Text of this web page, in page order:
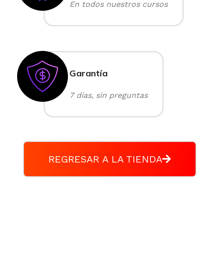
En todos nuestros cursos
Garantía
7 días, sin preguntas
REGRESAR A LA TIENDA